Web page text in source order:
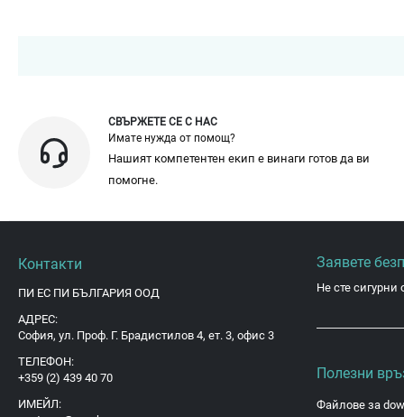
СВЪРЖЕТЕ СЕ С НАС
Имате нужда от помощ?
Нашият компетентен екип е винаги готов да ви
помогне.
Контакти
ПИ ЕС ПИ БЪЛГАРИЯ ООД
АДРЕС:
София, ул. Проф. Г. Брадистилов 4, ет. 3, офис 3
ТЕЛЕФОН:
+359 (2) 439 40 70
ИМЕЙЛ:
Заявете
Не сте сигурни
Полезни
Файлове за